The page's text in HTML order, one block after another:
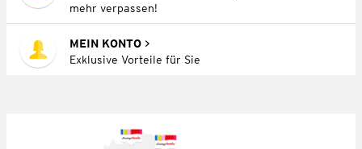
mehr verpassen!
MEIN KONTO
Exklusive Vorteile für Sie